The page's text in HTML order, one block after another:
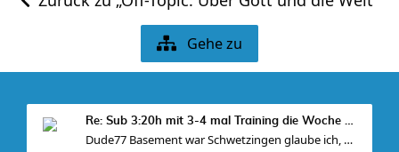
Gehe zu
Re: Sub 3:20h mit 3-4 mal Training die Woche machb
Dude77 Basement war Schwetzingen glaube ich, war